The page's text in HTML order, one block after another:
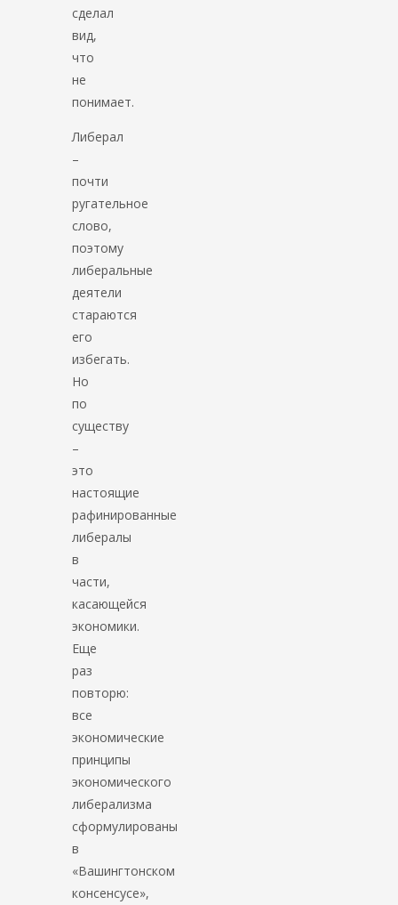
сделал
вид,
что
не
понимает.
Либерал
–
почти
ругательное
слово,
поэтому
либеральные
деятели
стараются
его
избегать.
Но
по
существу
–
это
настоящие
рафинированные
либералы
в
части,
касающейся
экономики.
Еще
раз
повторю:
все
экономические
принципы
экономического
либерализма
сформулированы
в
«Вашингтонском
консенсусе»,